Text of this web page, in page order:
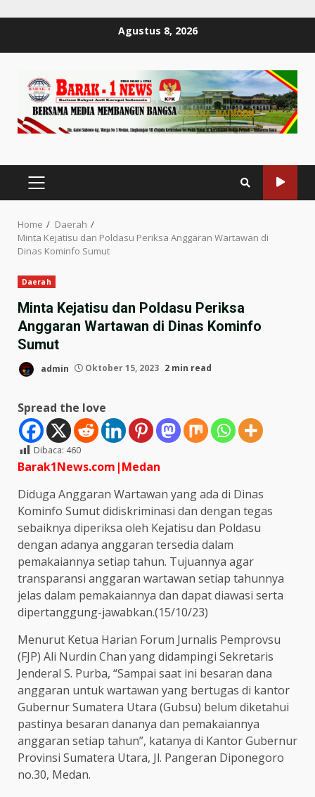
Agustus 8, 2026
PRIMARY
MENU
Home
Daerah
Minta Kejatisu dan Poldasu Periksa Anggaran Wartawan di
Dinas Kominfo Sumut
Daerah
Minta Kejatisu dan Poldasu Periksa
Anggaran Wartawan di Dinas Kominfo
Sumut
admin Oktober 15, 2023 2 min read
Spread the love
Dibaca: 460
Barak1News.com|Medan
Diduga Anggaran Wartawan yang ada di Dinas
Kominfo Sumut didiskriminasi dan dengan tegas
sebaiknya diperiksa oleh Kejatisu dan Poldasu
dengan adanya anggaran tersedia dalam
pemakaiannya setiap tahun. Tujuannya agar
transparansi anggaran wartawan setiap tahunnya
jelas dalam pemakaiannya dan dapat diawasi serta
dipertanggung-jawabkan.(15/10/23)
Menurut Ketua Harian Forum Jurnalis Pemprovsu
(FJP) Ali Nurdin Chan yang didampingi Sekretaris
Jenderal S. Purba, “Sampai saat ini besaran dana
anggaran untuk wartawan yang bertugas di kantor
Gubernur Sumatera Utara (Gubsu) belum diketahui
pastinya besaran dananya dan pemakaiannya
anggaran setiap tahun”, katanya di Kantor Gubernur
Provinsi Sumatera Utara, Jl. Pangeran Diponegoro
no.30, Medan.